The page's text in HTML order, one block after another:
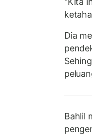
Dia
Bahlil